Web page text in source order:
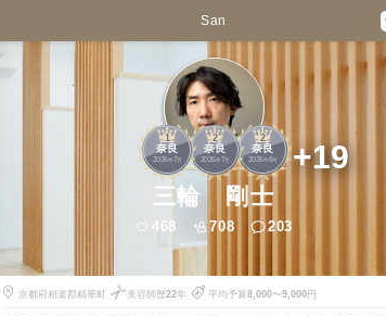
San
1
奈良
2026年7月
2
奈良
2026年7月
2
奈良
2026年6月 +19
三輪 剛士
468 708 203
京都府相楽郡精華町 美容師歴22年 平均予算8,000〜9,000円